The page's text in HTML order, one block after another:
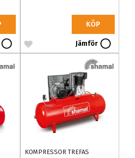
KÖP
Jämför
KOMPRESSOR TREFAS